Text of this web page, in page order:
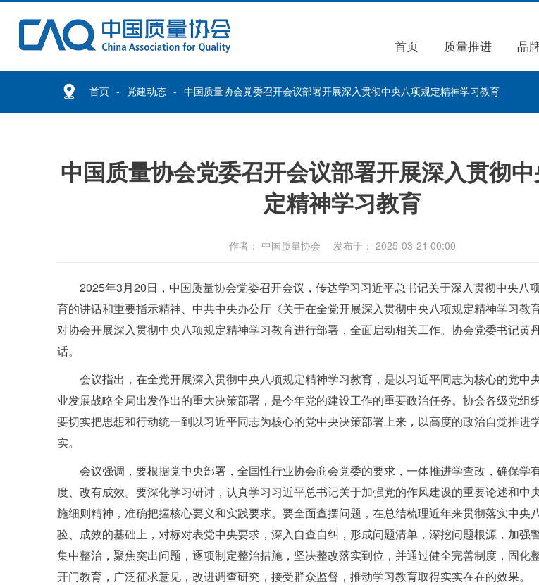
首页 质量推进 品
首页 党建动态 中国质量协会党委召开会议部署开展深入贯彻中央八项规定精神学习教育
中国质量协会党委召开会议部署开展深入贯彻
定精神学习教育
作者： 中国质量协会 发布于： 2025-03-21 00:00
2025年3月20日，中国质量协会党委召开会议，传达学习习近平总书记关于深入贯彻中央八
育的讲话和重要指示精神、中共中央办公厅《关于在全党开展深入贯彻中央八项规定精神学习教
对协会开展深入贯彻中央八项规定精神学习教育进行部署，全面启动相关工作。协会党委书记黄
话。
会议指出，在全党开展深入贯彻中央八项规定精神学习教育，是以习近平同志为核心的党中
业发展战略全局出发作出的重大决策部署，是今年党的建设工作的重要政治任务。协会各级党组
要切实把思想和行动统一到以习近平同志为核心的党中央决策部署上来，以高度的政治自觉推进
实。
会议强调，要根据党中央部署，全国性行业协会商会党委的要求，一体推进学查改，确保学
度、改有成效。要深化学习研讨，认真学习习近平总书记关于加强党的作风建设的重要论述和中
施细则精神，准确把握核心要义和实践要求。要全面查摆问题，在总结梳理近年来贯彻落实中央
验、成效的基础上，对标对表党中央要求，深入自查自纠，形成问题清单，深挖问题根源，加强
集中整治，聚焦突出问题，逐项制定整治措施，坚决整改落实到位，并通过健全完善制度，固化
开门教育，广泛征求意见，改进调查研究，接受群众监督，推动学习教育取得实实在在的效果。